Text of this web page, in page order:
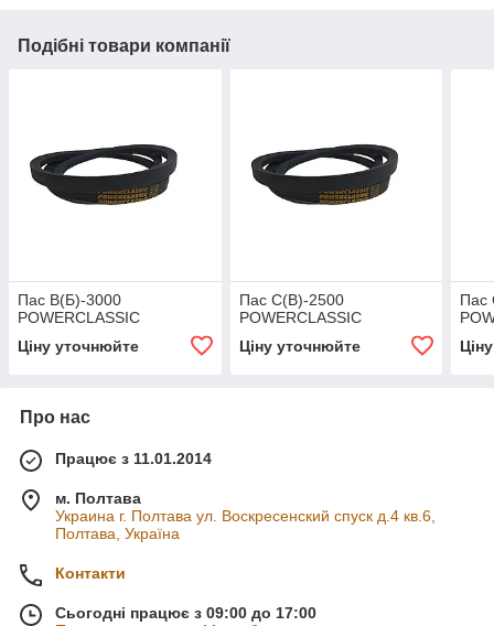
Подібні товари компанії
Пас В(Б)-3000
POWERCLASSIC
Ціну уточнюйте
Пас С(В)-2500
POWERCLASSIC
Ціну уточнюйте
Пас
Про нас
Працює з 11.01.2014
м. Полтава
Украина г. Полтава ул. Воскресенский спуск д.4 кв.6,
Полтава, Україна
Контакти
Сьогодні працює з 09:00 до 17:00